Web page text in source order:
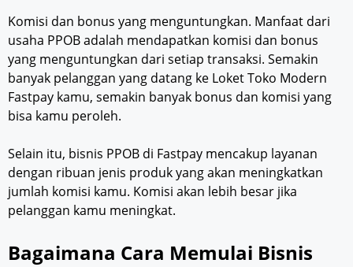
Komisi dan bonus yang menguntungkan. Manfaat dari
usaha PPOB adalah mendapatkan komisi dan bonus
yang menguntungkan dari setiap transaksi. Semakin
banyak pelanggan yang datang ke Loket Toko Modern
Fastpay kamu, semakin banyak bonus dan komisi yang
bisa kamu peroleh.
Selain itu, bisnis PPOB di Fastpay mencakup layanan
dengan ribuan jenis produk yang akan meningkatkan
jumlah komisi kamu. Komisi akan lebih besar jika
pelanggan kamu meningkat.
Bagaimana Cara Memulai Bisnis